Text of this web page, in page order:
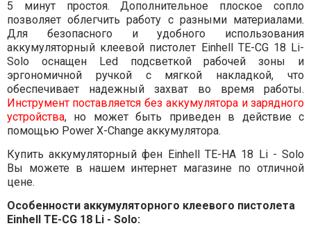
5 минут простоя. Дополнительное плоское сопло
позволяет облегчить работу с разными материалами.
Для безопасного и удобного использования
аккумуляторный клеевой пистолет Einhell TE-CG 18 Li-
Solo оснащен Led подсветкой рабочей зоны и
эргономичной ручкой с мягкой накладкой, что
обеспечивает надежный захват во время работы.
Инструмент поставляется без аккумулятора и зарядного
устройства, но может быть приведен в действие с
помощью Power X-Change аккумулятора.
Купить аккумуляторный фен Einhell TE-HA 18 Li - Solo
Вы можете в нашем интернет магазине по отличной
цене.
Особенности аккумуляторного клеевого пистолета
Einhell TE-CG 18 Li - Solo: